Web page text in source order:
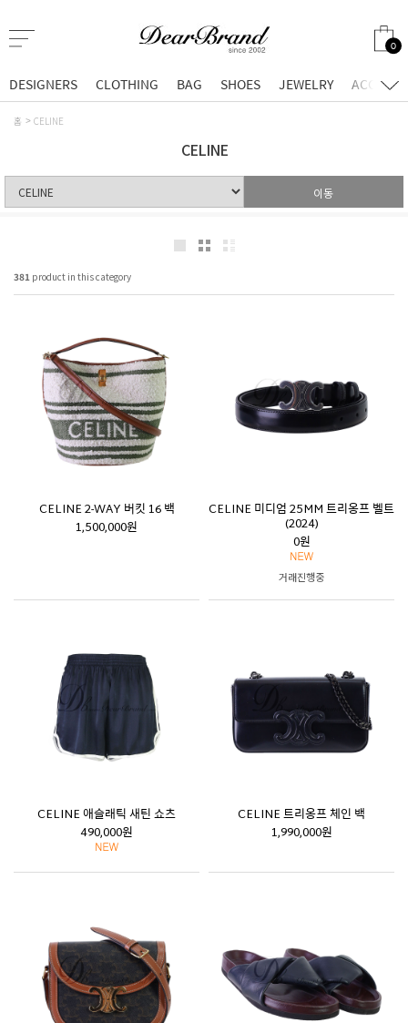
0
DESIGNERS CLOTHING BAG SHOES JEWELRY
홈 CELINE
CELINE
이동
381 product in this category
CELINE 2-WAY 버킷 16 백
1,500,000원
CELINE 미디엄 25MM 트리옹프 벨트
(2024)
0원
거래진행중
CELINE 애슬래틱 새틴 쇼츠
490,000원
CELINE 트리옹프 체인 백
1,990,000원